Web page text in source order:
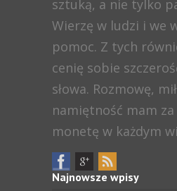
sztuką, a nie tylko
Wierzę w ludzi i we
pomoc. Z tych
cenię sobie
słowa. Rozmowę,
namiętność mam
monetę w każdym
Najnowsze wpisy